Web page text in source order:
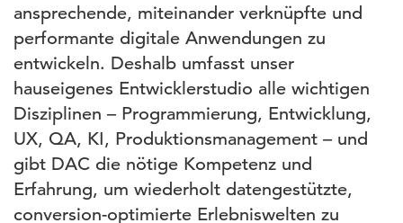
ansprechende, miteinander verknüpfte und
performante digitale Anwendungen zu
entwickeln. Deshalb umfasst unser
hauseigenes Entwicklerstudio alle wichtigen
Disziplinen – Programmierung, Entwicklung,
UX, QA, KI, Produktionsmanagement – und
gibt DAC die nötige Kompetenz und
Erfahrung, um wiederholt datengestützte,
conversion-optimierte Erlebniswelten zu